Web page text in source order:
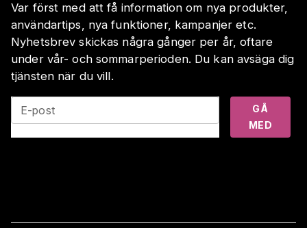
Var först med att få information om nya produkter,
användartips, nya funktioner, kampanjer etc.
Nyhetsbrev skickas några gånger per år, oftare
under vår- och sommarperioden. Du kan avsäga dig
tjänsten när du vill.
E-post
GÅ
MED